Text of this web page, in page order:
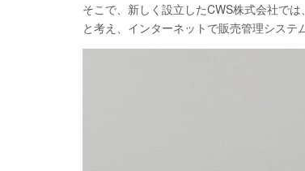
そこで、新しく設立したCWS株式会社で
と考え、インターネットで販売管理システ